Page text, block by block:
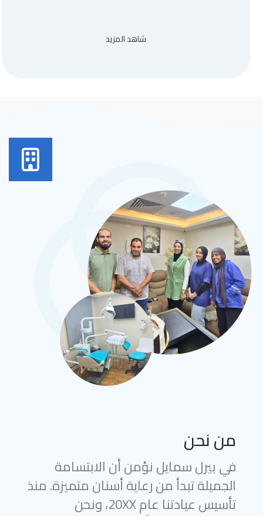
شاهد المزيد
من نحن
في بيرل سمايل نؤمن أن الابتسامة
الجميلة تبدأ من رعاية أسنان متميزة. منذ
تأسيس عيادتنا عام 20XX، ونحن